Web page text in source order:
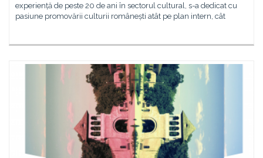
experiență de peste 20 de ani în sectorul cultural, s-a dedicat cu
pasiune promovării culturii românești atât pe plan intern, cât